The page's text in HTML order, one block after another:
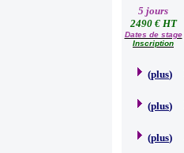
5 jours
2490 € HT
Dates de stage
Inscription
(plus)
(plus)
(plus)